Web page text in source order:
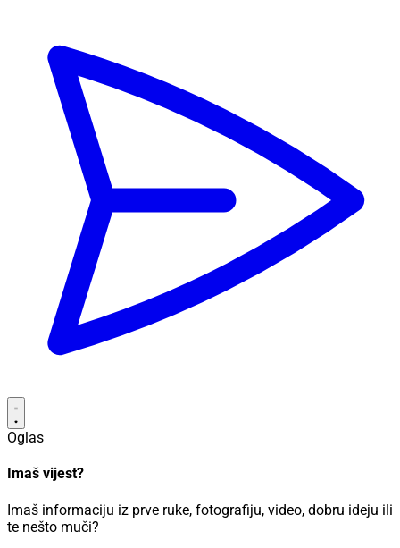
Oglas
Imaš vijest?
Imaš informaciju iz prve ruke, fotografiju, video, dobru ideju ili
te nešto muči?